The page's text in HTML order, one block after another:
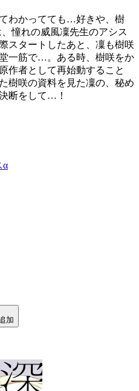
わかってても…好きや、樹
憧れの威風凜先生のアシス
スタートしたあと、凜も樹咲
一筋で…。ある時、樹咲をか
作者として再始動すること
樹咲の資料を見た凜の、秘め
断をして…！
α
加